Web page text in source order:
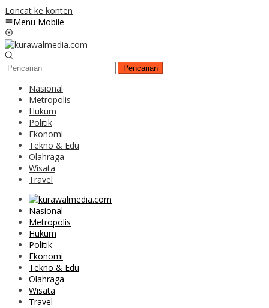
Loncat ke konten
Menu Mobile
Pencarian
Nasional
Metropolis
Hukum
Politik
Ekonomi
Tekno & Edu
Olahraga
Wisata
Travel
Nasional
Metropolis
Hukum
Politik
Ekonomi
Tekno & Edu
Olahraga
Wisata
Travel